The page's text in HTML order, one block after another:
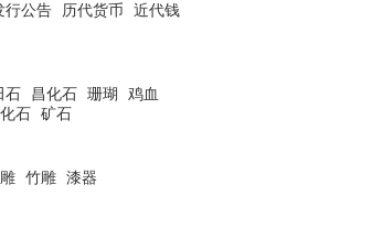
行公告 历代货币
近代钱
石 昌化石 珊瑚
鸡血
化石 矿石
竹雕 漆器